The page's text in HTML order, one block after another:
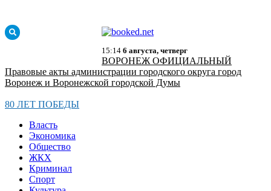
15:14 6 августа, четверг
ВОРОНЕЖ ОФИЦИАЛЬНЫЙ
Правовые акты администрации городского округа город
Воронеж и Воронежской городской Думы
80 ЛЕТ ПОБЕДЫ
Власть
Экономика
Общество
ЖКХ
Криминал
Спорт